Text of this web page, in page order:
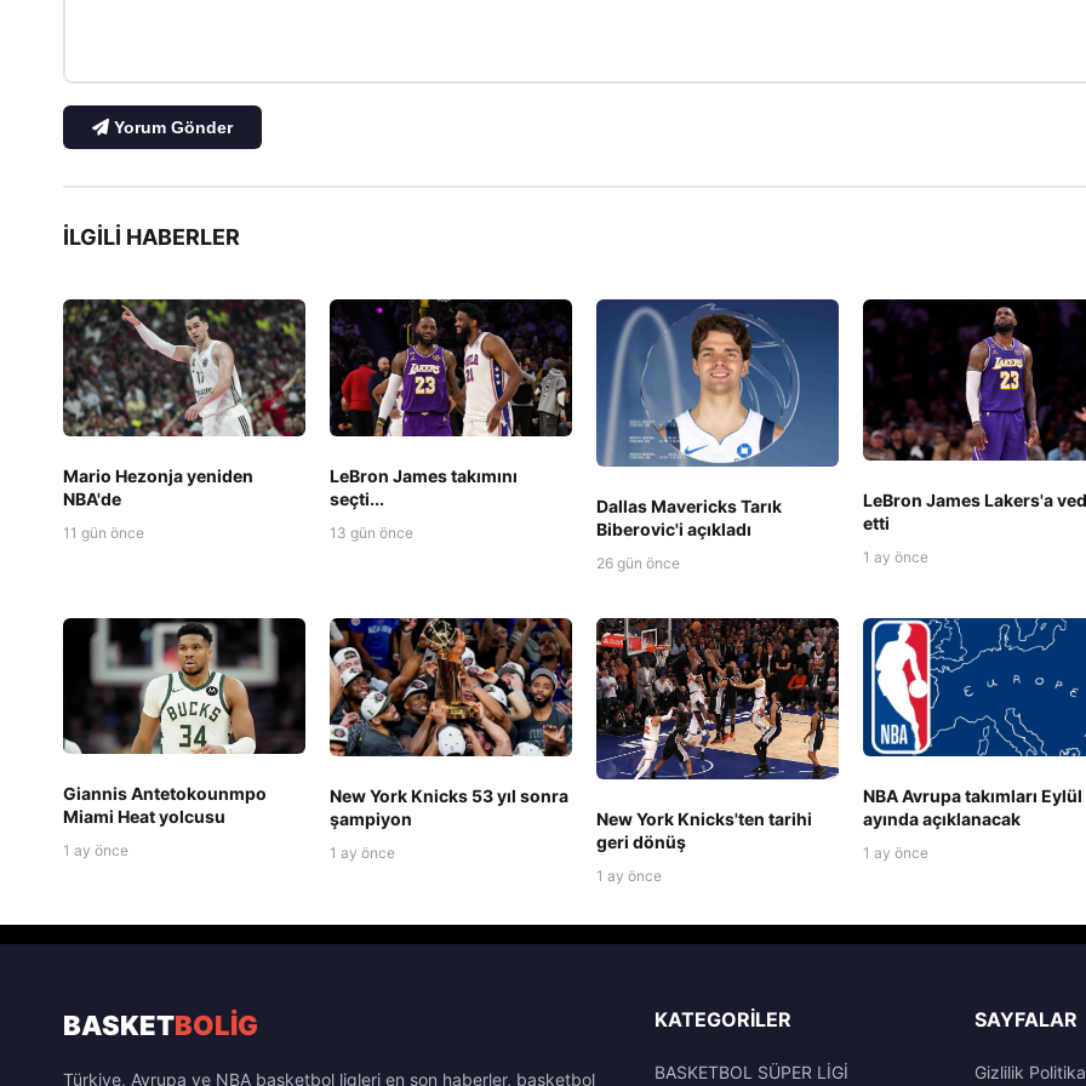
Yorum Gönder
İLGILI HABERLER
Mario Hezonja yeniden
NBA'de
11 gün önce
LeBron James takımını
seçti...
13 gün önce
Dallas Mavericks Tarık
Biberovic'i açıkladı
26 gün önce
LeBron James Lakers'a
etti
1 ay önce
Giannis Antetokounmpo
Miami Heat yolcusu
1 ay önce
New York Knicks 53 yıl sonra
şampiyon
1 ay önce
New York Knicks'ten tarihi
geri dönüş
1 ay önce
NBA Avrupa takımları Eylül
ayında açıklanacak
1 ay önce
BASKETBOLİG
Türkiye, Avrupa ve NBA basketbol ligleri en son haberler, basketbol
KATEGORILER
BASKETBOL SÜPER LİGİ
SAYFALAR
Gizlilik